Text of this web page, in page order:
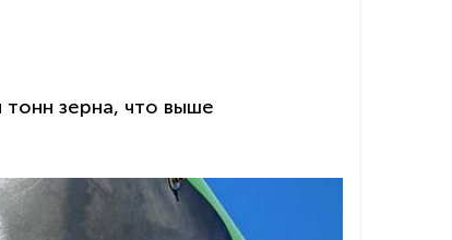
зерна, что выше